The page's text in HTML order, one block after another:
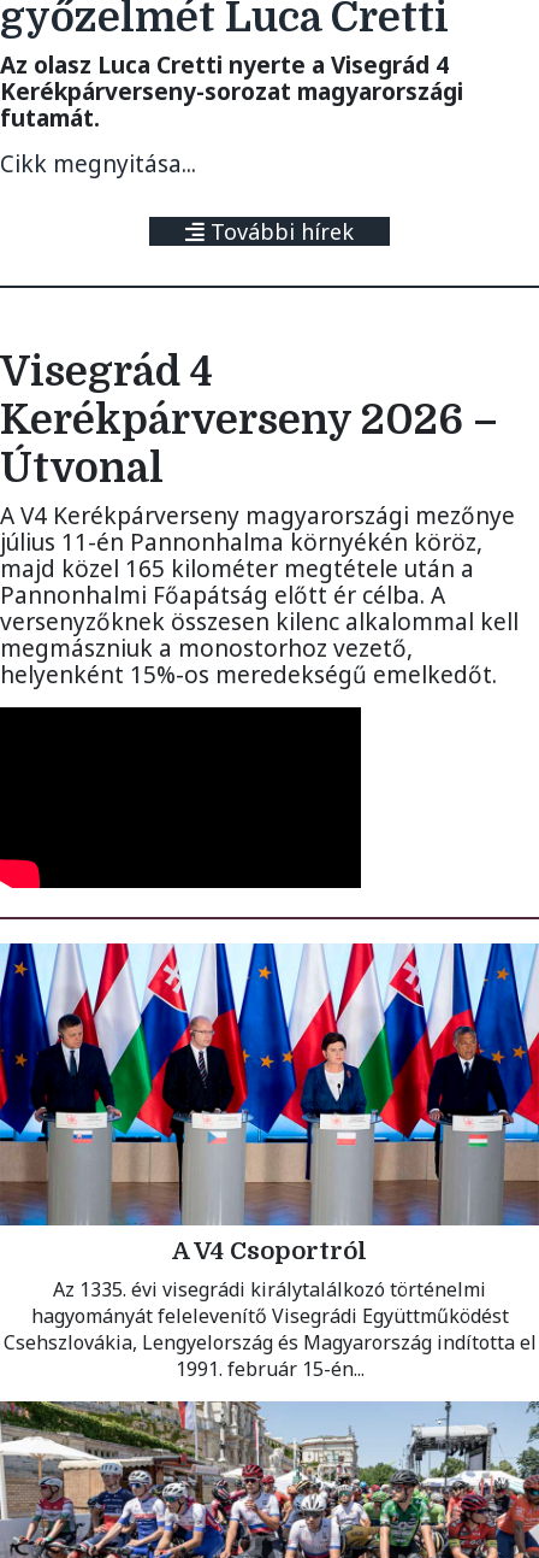
győzelmét Luca Cretti
Az olasz Luca Cretti nyerte a Visegrád 4
Kerékpárverseny-sorozat magyarországi
futamát.
Cikk megnyitása...
További hírek
Visegrád 4
Kerékpárverseny 2026 –
Útvonal
A V4 Kerékpárverseny magyarországi mezőnye
július 11-én Pannonhalma környékén köröz,
majd közel 165 kilométer megtétele után a
Pannonhalmi Főapátság előtt ér célba. A
versenyzőknek összesen kilenc alkalommal kell
megmászniuk a monostorhoz vezető,
helyenként 15%-os meredekségű emelkedőt.
A V4 Csoportról
Az 1335. évi visegrádi királytalálkozó történelmi
hagyományát felelevenítő Visegrádi Együttműködést
Csehszlovákia, Lengyelország és Magyarország indította el
1991. február 15-én...